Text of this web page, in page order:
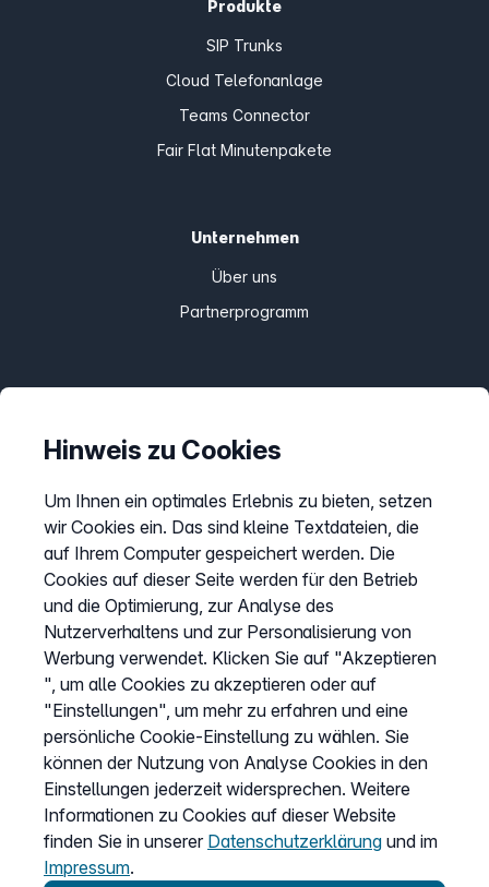
Produkte
SIP Trunks
Cloud Telefonanlage
Teams Connector
Fair Flat Minutenpakete
Unternehmen
Über uns
Partnerprogramm
Preise
AGB
Datenschutz
Impressum
Cookies anpassen
Service
Hilfecenter
Wissen
Kündigung
my.easybell
Hinweis zu Cookies
Um Ihnen ein optimales Erlebnis zu bieten, setzen
wir Cookies ein. Das sind kleine Textdateien, die
auf Ihrem Computer gespeichert werden. Die
Cookies auf dieser Seite werden für den Betrieb
und die Optimierung, zur Analyse des
Nutzerverhaltens und zur Personalisierung von
Werbung verwendet. Klicken Sie auf "Akzeptieren
", um alle Cookies zu akzeptieren oder auf
"Einstellungen", um mehr zu erfahren und eine
persönliche Cookie-Einstellung zu wählen. Sie
können der Nutzung von Analyse Cookies in den
Einstellungen jederzeit widersprechen. Weitere
Informationen zu Cookies auf dieser Website
finden Sie in unserer Datenschutzerklärung und im
Impressum.